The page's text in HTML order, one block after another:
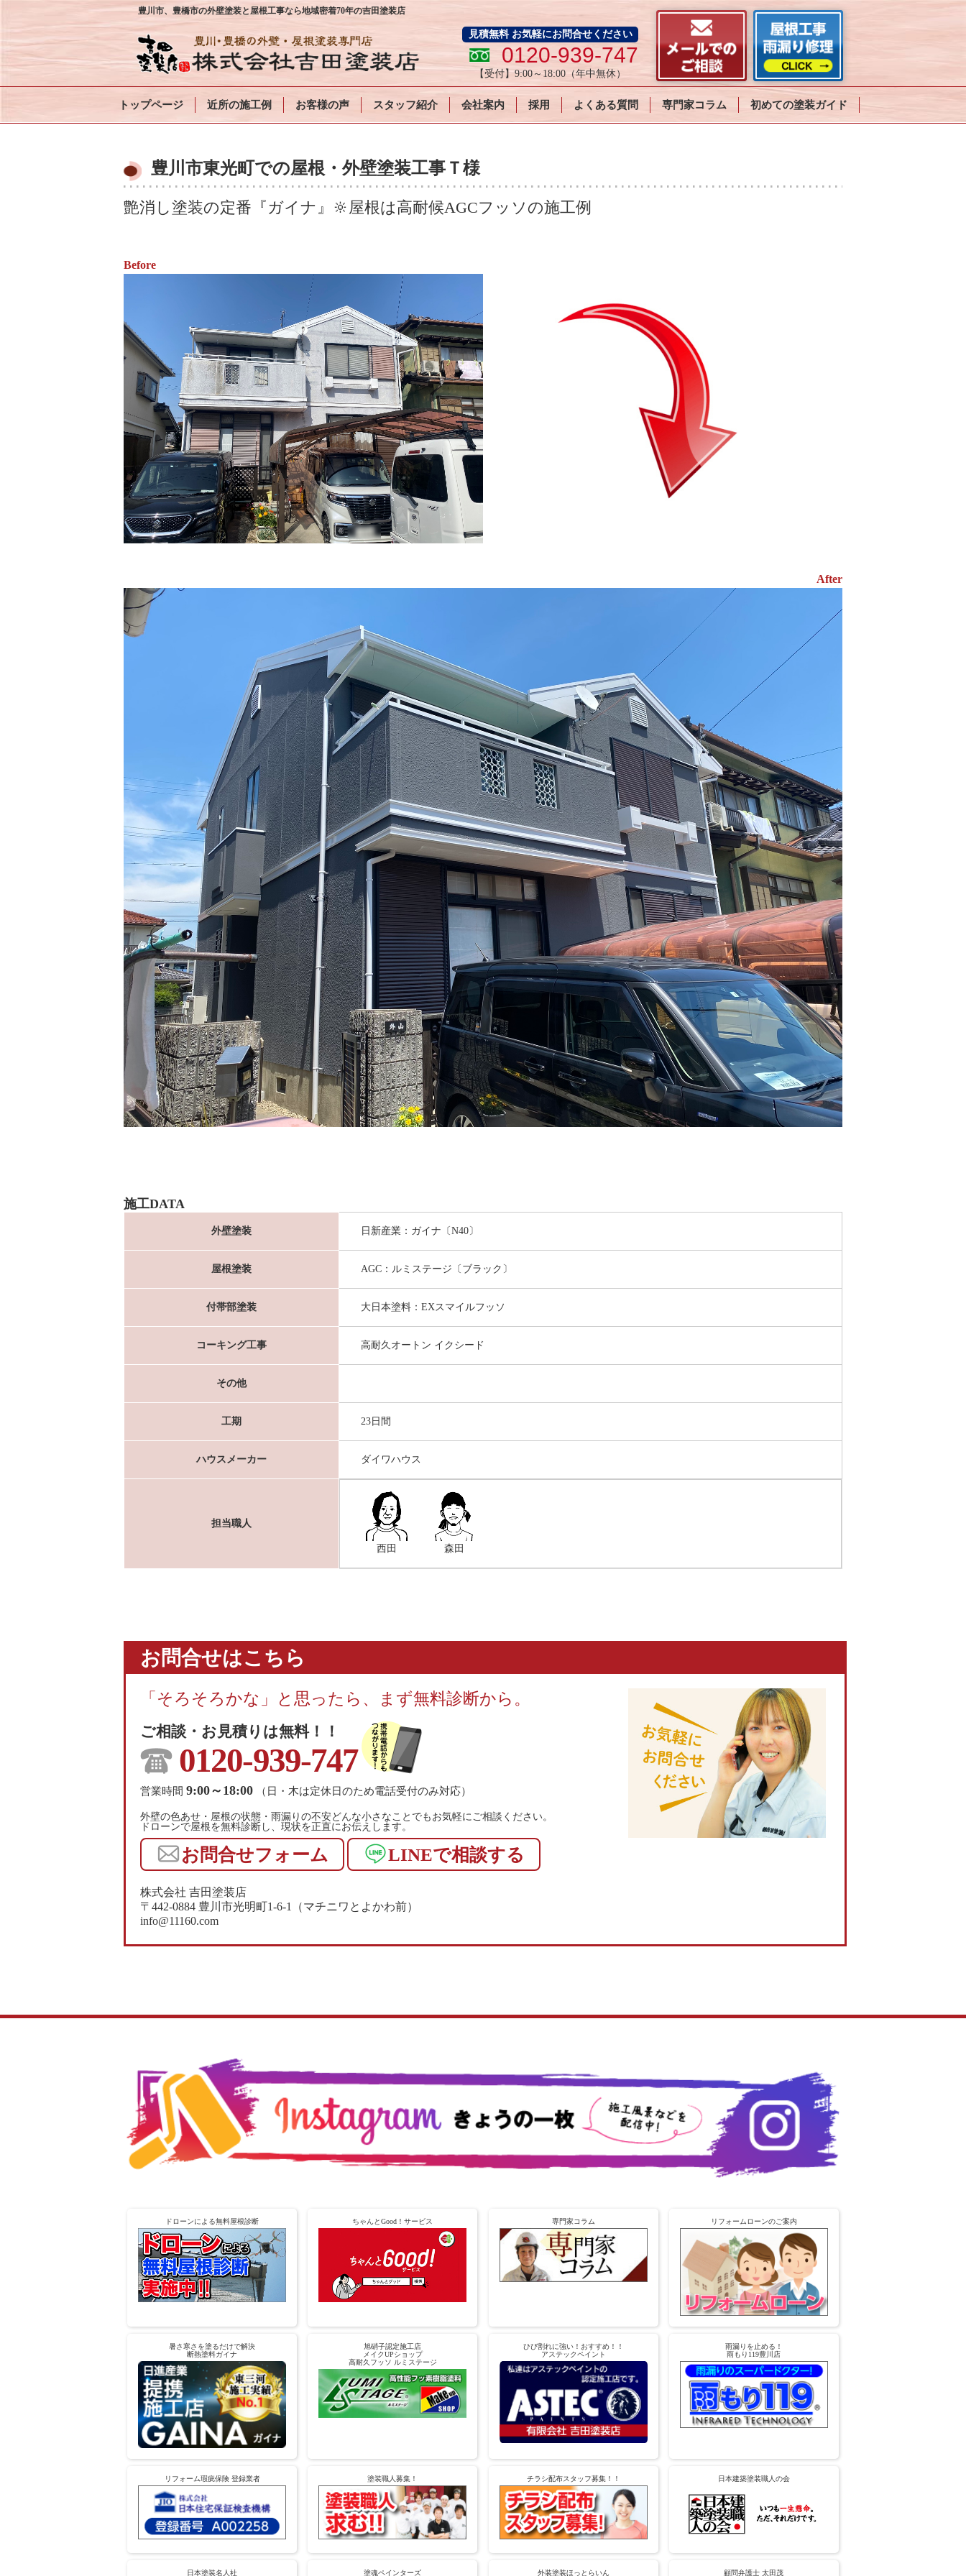
豊川市、豊橋市の外壁塗装と屋根工事なら地域密着70年の吉田塗装店
見積無料 お気軽にお問合せください
0120-939-747
【受付】9:00～18:00 （年中無休）
トップページ 近所の施工例 お客様の声 スタッフ紹介 会社案内 採用 よくある質問 専門家コラム 初めての塗装ガイド
豊川市東光町での屋根・外壁塗装工事Ｔ様
艶消し塗装の定番『ガイナ』🔆屋根は高耐候AGCフッソの施工例
Before
After
施工DATA
外壁塗装 日新産業：ガイナ〔N40〕
屋根塗装 AGC：ルミステージ〔ブラック〕
付帯部塗装 大日本塗料：EXスマイルフッソ
コーキング工事 高耐久オートン イクシード
その他
工期 23日間
ハウスメーカー ダイワハウス
担当職人
西田 森田
お問合せはこちら
「そろそろかな」と思ったら、まず無料診断から。
ご相談・お見積りは無料！！
0120-939-747
営業時間 9:00～18:00 （日・木は定休日のため電話受付のみ対応）
外壁の色あせ・屋根の状態・雨漏りの不安どんな小さなことでもお気軽にご相談ください。
ドローンで屋根を無料診断し、現状を正直にお伝えします。
お問合せフォーム LINEで相談する
株式会社 吉田塗装店
〒442-0884 豊川市光明町1-6-1（マチニワとよかわ前）
info@11160.com
ドローンによる無料屋根診断 ちゃんとGood！サービス 専門家コラム リフォームローンのご案内
暑さ寒さを塗るだけで解決
断熱塗料ガイナ
旭硝子認定施工店
メイクUPショップ
高耐久フッソ ルミステージ
ひび割れに強い！おすすめ！！
アステックペイント
雨漏りを止める！
雨もり119豊川店
リフォーム瑕疵保険 登録業者 塗装職人募集！ チラシ配布スタッフ募集！！ 日本建築塗装職人の会
日本塗装名人社 塗魂ペインターズ 外装塗装ほっとらいん 顧問弁護士 太田茂